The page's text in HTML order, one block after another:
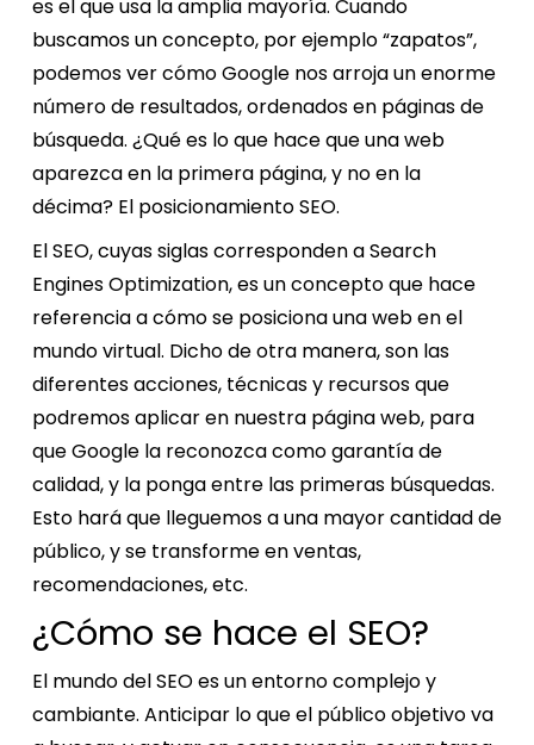
es el que usa la amplia mayoría. Cuando
buscamos un concepto, por ejemplo “zapatos”,
podemos ver cómo Google nos arroja un enorme
número de resultados, ordenados en páginas de
búsqueda. ¿Qué es lo que hace que una web
aparezca en la primera página, y no en la
décima? El posicionamiento SEO.
El SEO, cuyas siglas corresponden a Search
Engines Optimization, es un concepto que hace
referencia a cómo se posiciona una web en el
mundo virtual. Dicho de otra manera, son las
diferentes acciones, técnicas y recursos que
podremos aplicar en nuestra página web, para
que Google la reconozca como garantía de
calidad, y la ponga entre las primeras búsquedas.
Esto hará que lleguemos a una mayor cantidad de
público, y se transforme en ventas,
recomendaciones, etc.
¿Cómo se hace el SEO?
El mundo del SEO es un entorno complejo y
cambiante. Anticipar lo que el público objetivo va